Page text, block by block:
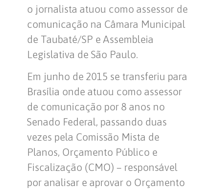
o jornalista atuou como assessor de
comunicação na Câmara Municipal
de Taubaté/SP e Assembleia
Legislativa de São Paulo.
Em junho de 2015 se transferiu para
Brasília onde atuou como assessor
de comunicação por 8 anos no
Senado Federal, passando duas
vezes pela Comissão Mista de
Planos, Orçamento Público e
Fiscalização (CMO) – responsável
por analisar e aprovar o Orçamento